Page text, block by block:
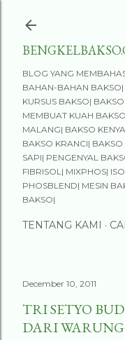
BLOG YANG
BAHAN-BAHAN BAKSO|
KURSUS BAKSO|
MEMBUAT KUAH
MALANG| BAKSO
BAKSO KRANCI|
SAPI| PENGENYAL
FIBRISOL| MIXPHOS|
PHOSBLEND| MESIN
BAKSO|
TENTANG KAMI
December 10, 2011
TRI SETYO
DARI